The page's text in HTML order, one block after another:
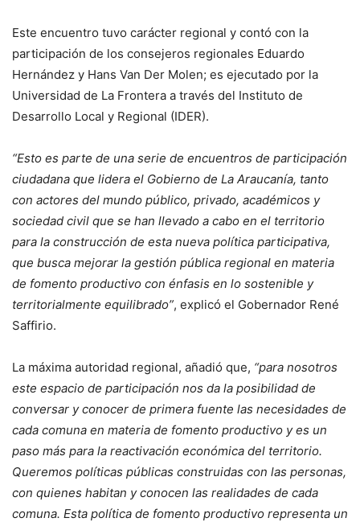
Este encuentro tuvo carácter regional y contó con la
participación de los consejeros regionales Eduardo
Hernández y Hans Van Der Molen; es ejecutado por la
Universidad de La Frontera a través del Instituto de
Desarrollo Local y Regional (IDER).
“Esto es parte de una serie de encuentros de participación
ciudadana que lidera el Gobierno de La Araucanía, tanto
con actores del mundo público, privado, académicos y
sociedad civil que se han llevado a cabo en el territorio
para la construcción de esta nueva política participativa,
que busca mejorar la gestión pública regional en materia
de fomento productivo con énfasis en lo sostenible y
territorialmente equilibrado”, explicó el Gobernador René
Saffirio.
La máxima autoridad regional, añadió que, “para nosotros
este espacio de participación nos da la posibilidad de
conversar y conocer de primera fuente las necesidades de
cada comuna en materia de fomento productivo y es un
paso más para la reactivación económica del territorio.
Queremos políticas públicas construidas con las personas,
con quienes habitan y conocen las realidades de cada
comuna. Esta política de fomento productivo representa un